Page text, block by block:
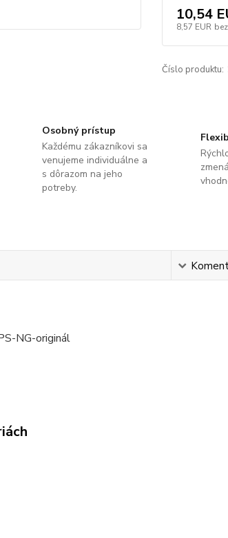
10,54
8,57 EUR
Číslo produktu:
Osobný prístup
Každému zákazníkovi sa
venujeme individuálne a
s dôrazom na jeho
potreby.
NG-originál